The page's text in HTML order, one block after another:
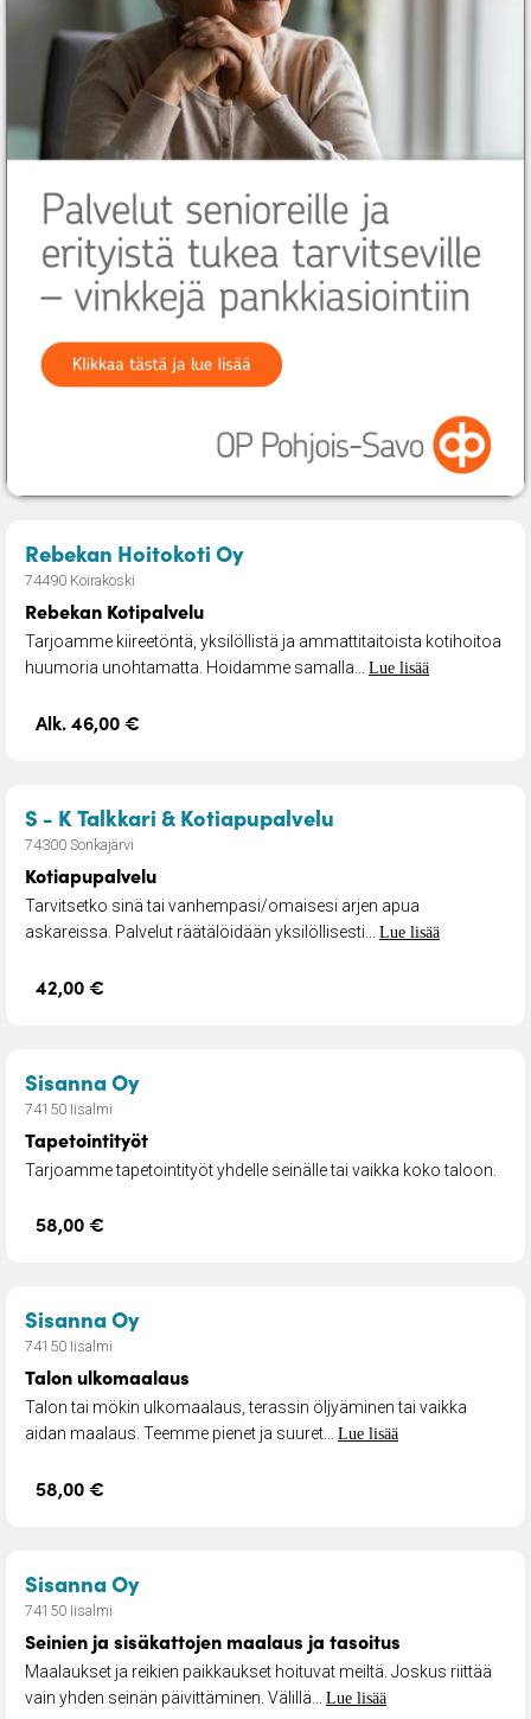
Rebekan Hoitokoti Oy– Rebekan Kotipalvelu
74490 Koirakoski
Rebekan Kotipalvelu
Tarjoamme kiireetöntä, yksilöllistä ja ammattitaitoista kotihoitoa
huumoria unohtamatta. Hoidamme samalla... Lue lisää
Alk. 46,00 €
S - K Talkkari & Kotiapupalvelu
74300 Sonkajärvi
Kotiapupalvelu
Tarvitsetko sinä tai vanhempasi/omaisesi arjen apua
askareissa. Palvelut räätälöidään yksilöllisesti... Lue lisää
42,00 €
Sisanna Oy– Tapetointityöt
74150 Iisalmi
Tapetointityöt
Tarjoamme tapetointityöt yhdelle seinälle tai vaikka koko taloon.
58,00 €
Sisanna Oy– Talon ulkomaalaus
74150 Iisalmi
Talon ulkomaalaus
Talon tai mökin ulkomaalaus, terassin öljyäminen tai vaikka
aidan maalaus. Teemme pienet ja suuret... Lue lisää
58,00 €
Sisanna Oy– Seinien ja sisäkattojen maalaus ja
74150 Iisalmi
Seinien ja sisäkattojen maalaus ja tasoitus
Maalaukset ja reikien paikkaukset hoituvat meiltä. Joskus riittää
vain yhden seinän päivittäminen. Välillä... Lue lisää